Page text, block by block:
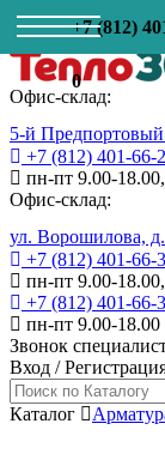
+7 (812)
0
Офис-склад:
5-й
+7 (812) 401-66-
пн-пт 9.00-
Офис-склад:
ул. Ворошилова,
+7 (812) 401-66-
пн-пт 9.00-
+7 (812) 401-66-
пн-пт 9.00-18.00
Звонок
Вход /
Каталог